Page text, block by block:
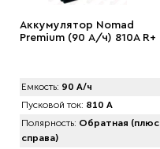
Аккумулятор Nomad
Premium (90 А/ч) 810A R+
Емкость: 90 А/ч
Пусковой ток: 810 А
Полярность: Обратная (плюс
справа)